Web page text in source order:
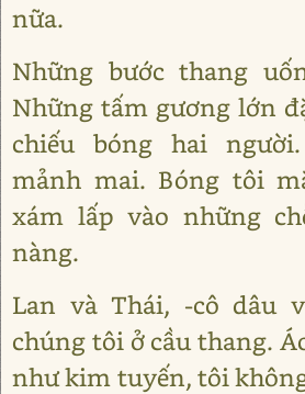
nữa.
Những bước thang
Những tấm gương lớn
chiếu bóng hai
mảnh mai. Bóng tôi
xám lấp vào những
nàng.
Lan và Thái, -cô dâu
chúng tôi ở cầu thang.
như kim tuyến, tôi